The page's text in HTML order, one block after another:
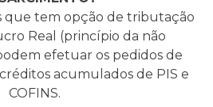
que tem opção de tributação
Real (princípio da não
efetuar os pedidos de
acumulados de PIS e
COFINS.